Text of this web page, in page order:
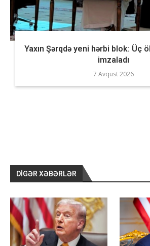
Yaxın Şərqdə yeni hərbi blok: Üç
imzaladı
7 Avqust 2026
DIGƏR XƏBƏRLƏR